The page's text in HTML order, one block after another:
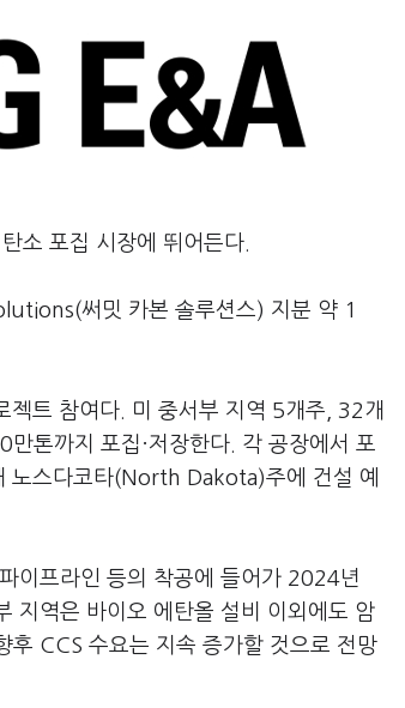
소 포집 시장에 뛰어든다.
써밋 카본 솔루션스) 지분 약 1
젝트 참여다. 미 중서부 지역 5개주, 32개
톤까지 포집·저장한다. 각 공장에서 포
노스다코타(North Dakota)주에 건설 예
이프라인 등의 착공에 들어가 2024년
지역은 바이오 에탄올 설비 이외에도 암
후 CCS 수요는 지속 증가할 것으로 전망